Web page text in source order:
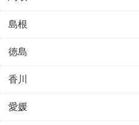
島根
徳島
香川
愛媛